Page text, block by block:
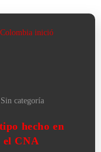
Sin categoría
hecho en
el CNA